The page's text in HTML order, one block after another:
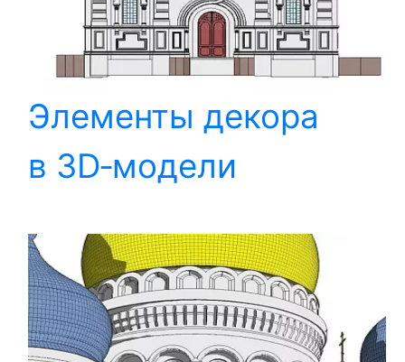
Элементы декора
в 3D‑модели